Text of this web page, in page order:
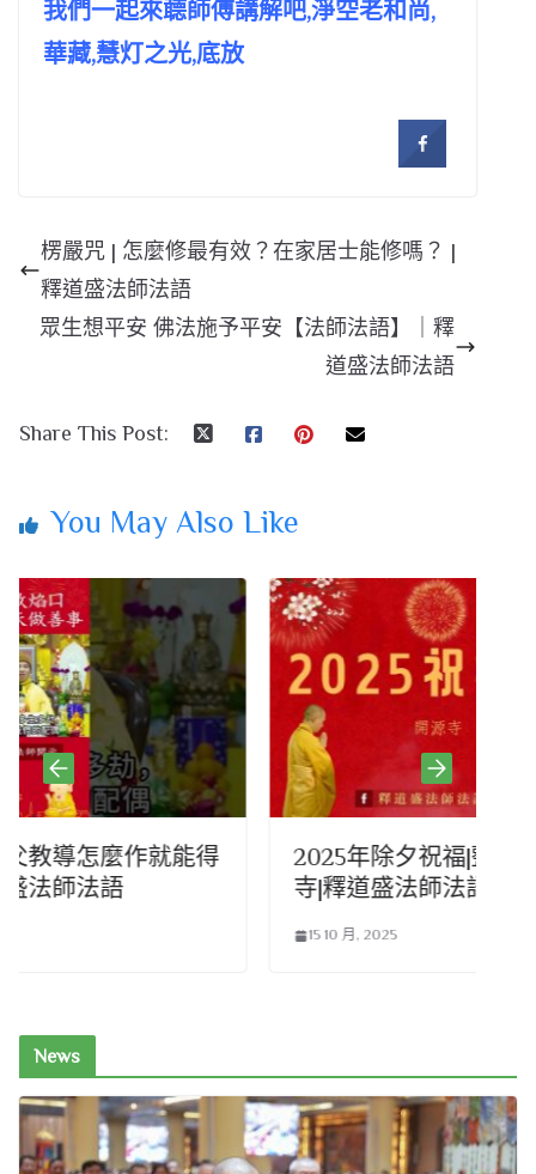
我們一起來聼師傅講解吧,淨空老和尚,
華藏,慧灯之光,底放
楞嚴咒 | 怎麼修最有效？在家居士能修嗎？ |
釋道盛法師法語
眾生想平安 佛法施予平安【法師法語】｜釋
道盛法師法語
Share This Post:
You May Also Like
得
2025年除夕祝福|整年好運大福報|開源
寺|釋道盛法師法語
News